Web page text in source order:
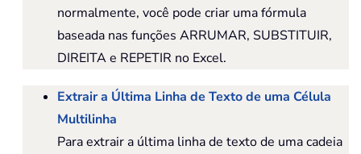
normalmente, você pode criar uma fórmula
baseada nas funções ARRUMAR, SUBSTITUIR,
DIREITA e REPETIR no Excel.
Extrair a Última Linha de Texto de uma Célula
Multilinha
Para extrair a última linha de texto de uma cadeia